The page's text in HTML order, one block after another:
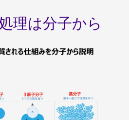
理は分子から